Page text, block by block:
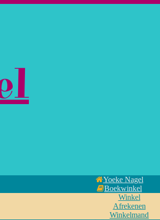
Yoeke Nagel
Boekwinkel
Winkel
Afrekenen
Winkelmand